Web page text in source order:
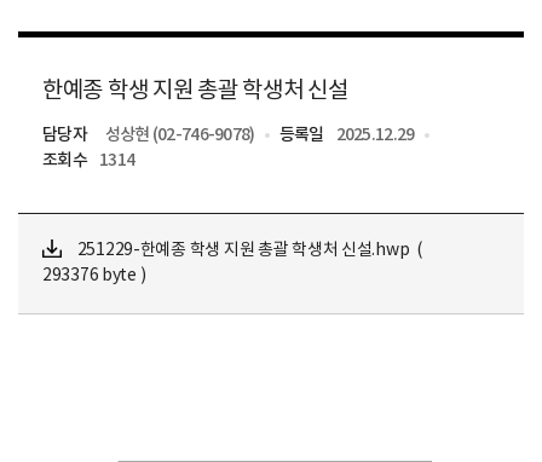
한예종 학생 지원 총괄 학생처 신설
담당자 성상현 (02-746-9078) 등록일
2025.12.29
조회수
1314
251229-한예종 학생 지원 총괄 학생처 신설.hwp (
293376 byte )